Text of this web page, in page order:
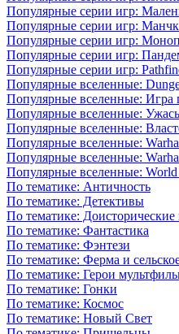
Популярные серии игр:
Популярные серии игр:
Популярные серии игр:
Популярные серии игр:
Популярные серии игр:
Популярные вселенные:
Популярные вселенные: Игра
Популярные вселенные:
Популярные вселенные:
Популярные вселенные:
Популярные вселенные:
Популярные вселенные: World
По тематике: Античность
По тематике: Детективы
По тематике: Доисторические
По тематике: Фантастика
По тематике: Фэнтези
По тематике: Ферма и
По тематике: Герои
По тематике: Гонки
По тематике: Космос
По тематике: Новый Свет